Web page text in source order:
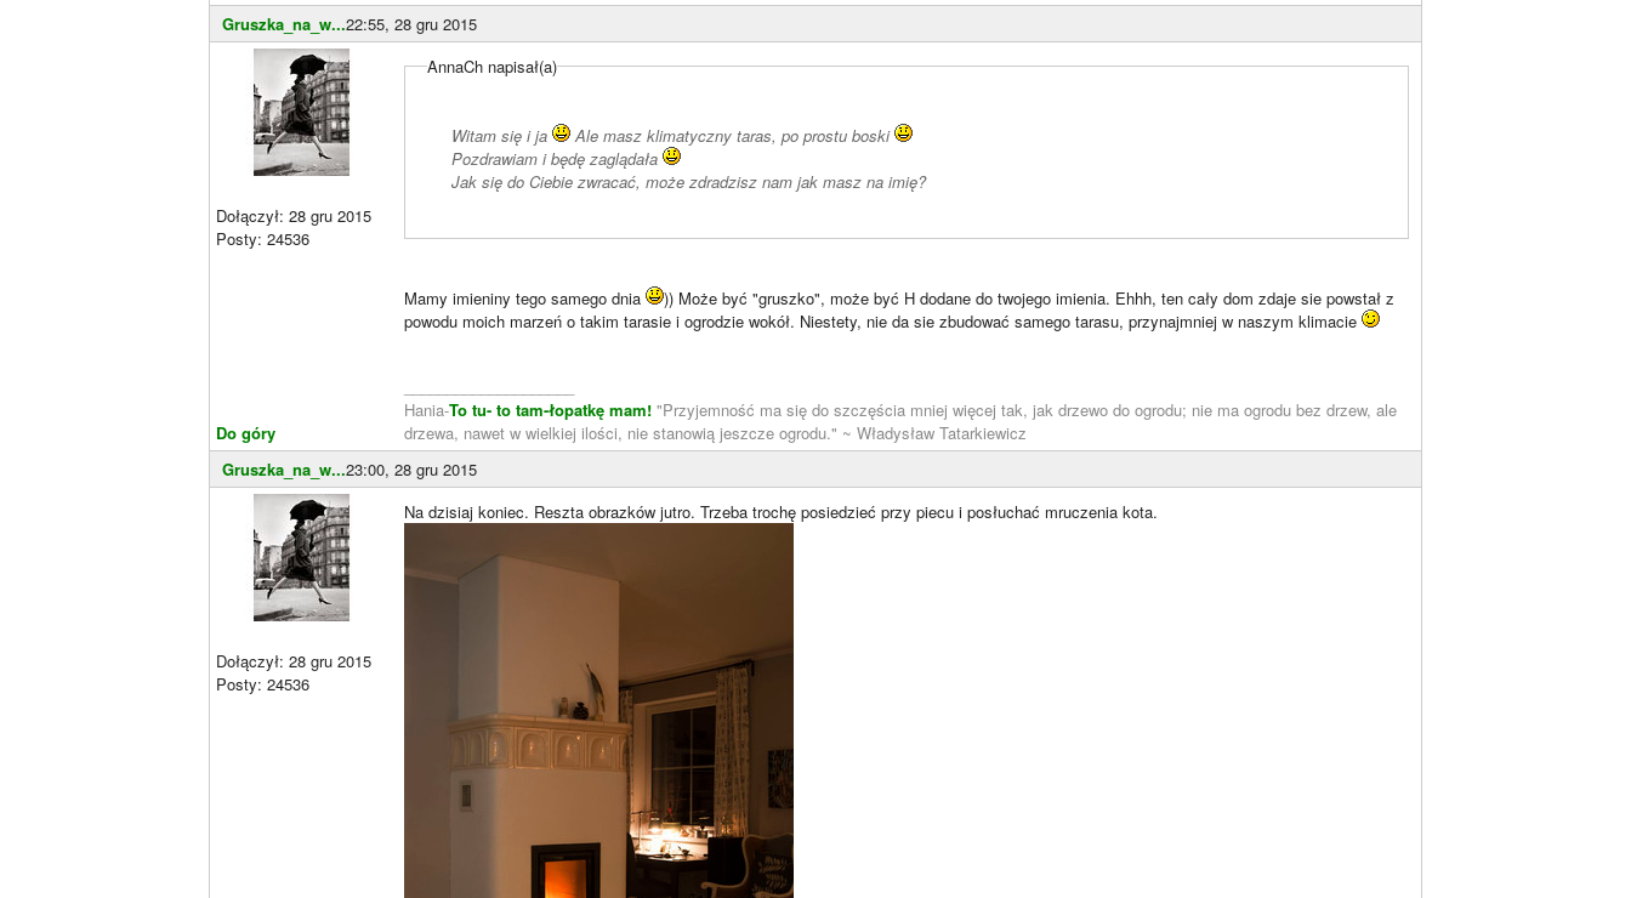
Gruszka_na_w...22:55, 28 gru 2015
Dołączył: 28 gru 2015
Posty: 24536
Do góry
AnnaCh napisał(a)
Witam się i ja
Ale masz klimatyczny taras, po prostu boski
Pozdrawiam i będę zaglądała
Jak się do Ciebie zwracać, może zdradzisz nam jak masz na imię?
Mamy imieniny tego samego dnia
)) Może być "gruszko", może być H dodane do twojego imienia. Ehhh, ten cały dom zdaje sie powstał z
powodu moich marzeń o takim tarasie i ogrodzie wokół. Niestety, nie da sie zbudować samego tarasu, przynajmniej w naszym klimacie
Hania-To tu- to tam-łopatkę mam! "Przyjemność ma się do szczęścia mniej więcej tak, jak drzewo do ogrodu; nie ma ogrodu bez drzew, ale
drzewa, nawet w wielkiej ilości, nie stanowią jeszcze ogrodu." ~ Władysław Tatarkiewicz
Gruszka_na_w...23:00, 28 gru 2015
Dołączył: 28 gru 2015
Posty: 24536
Na dzisiaj koniec. Reszta obrazków jutro. Trzeba trochę posiedzieć przy piecu i posłuchać mruczenia kota.